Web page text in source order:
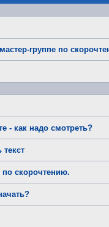
группе по
- как надо смотреть?
текст
по скорочтению.